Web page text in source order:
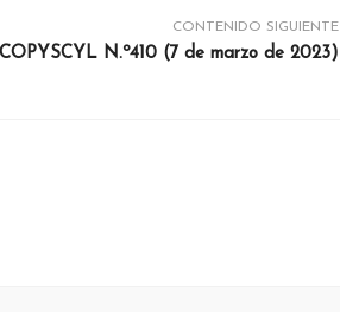
CONTENIDO SIGUIENTE
COPYSCYL N.º410 (7 de marzo de 2023)